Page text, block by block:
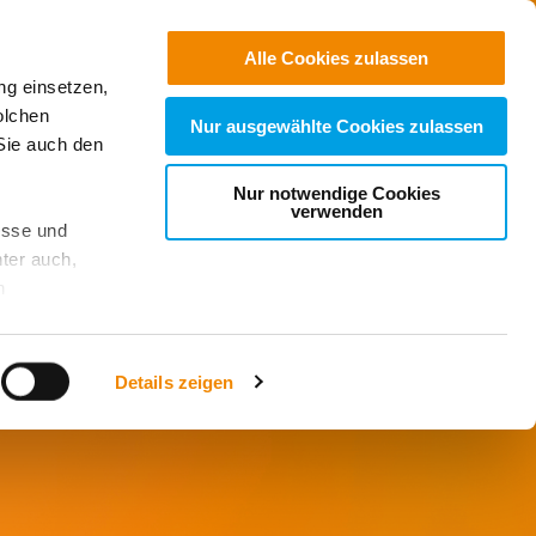
einsetzen,
auch den
und
auch,
. Wenn
Cookie-
Sie:
Details zeigen
Alle Cookies zulassen
Nur ausgewählte Cookies zulassen
Nur notwendige Cookies
verwenden
Suchen
Kontakt